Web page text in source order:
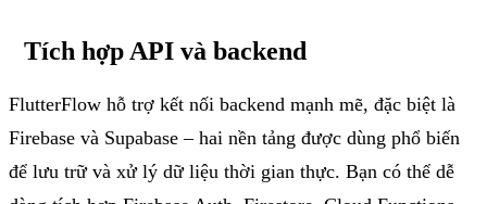
Tích hợp APIvà backend
FlutterFlow hỗ trợ kết nối backend mạnh mẽ, đặc biệt là
Firebase và Supabase – hai nền tảng được dùng phổ biến
để lưu trữ và xử lý dữ liệu thời gian thực. Bạn có thể dễ